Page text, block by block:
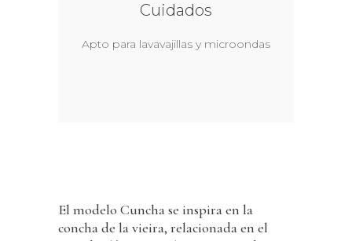
Cuidados
Apto para lavavajillas y microondas
El modelo Cuncha se inspira en la
concha de la vieira, relacionada en el